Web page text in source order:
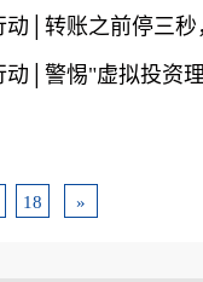
动│转账之前停三
动│警惕"虚拟投资
18 »